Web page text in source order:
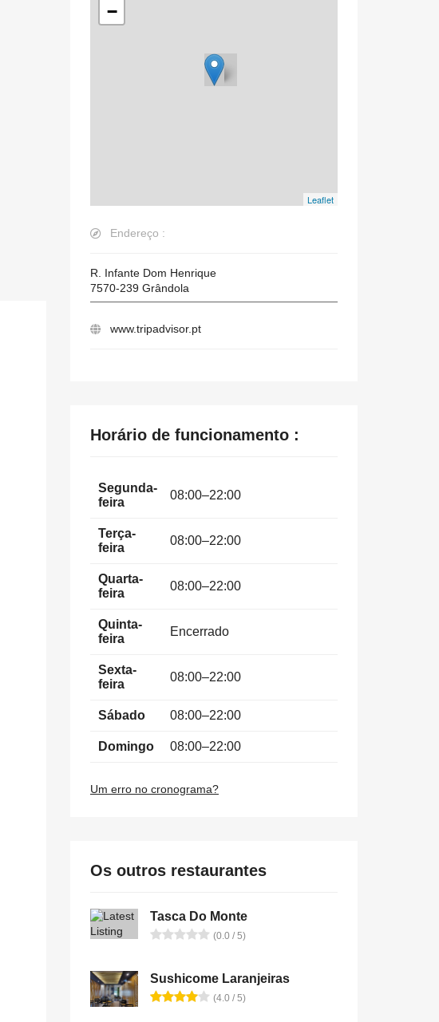
−
Leaflet
Endereço :
R. Infante Dom Henrique
7570-239 Grândola
www.tripadvisor.pt
Horário de funcionamento :
Segunda-
feira
08:00–22:00
Terça-
feira
08:00–22:00
Quarta-
feira
08:00–22:00
Quinta-
feira
Encerrado
Sexta-
feira
08:00–22:00
Sábado 08:00–22:00
Domingo 08:00–22:00
Um erro no cronograma?
Os outros restaurantes
Tasca Do Monte
(0.0 / 5)
Sushicome Laranjeiras
(4.0 / 5)